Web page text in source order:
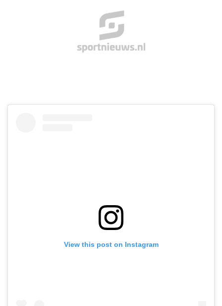
View this post on Instagram